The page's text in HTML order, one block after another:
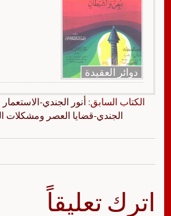
دوائر العقيدة
الكتاب السابق: أنور الجندي-الاستعمار
الجندي-قضايا العصر ومشكلات
اترك تعليقاً